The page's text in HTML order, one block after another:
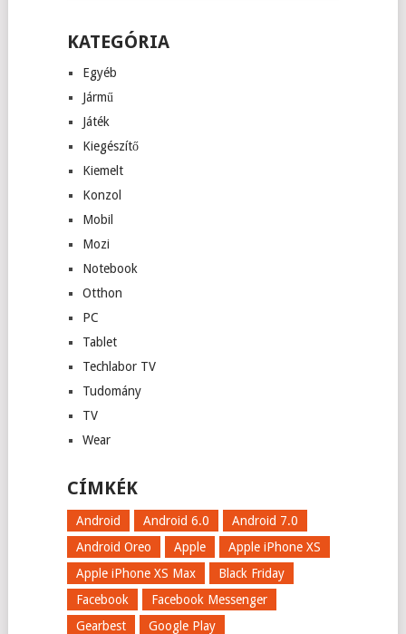
KATEGÓRIA
Egyéb
Jármű
Játék
Kiegészítő
Kiemelt
Konzol
Mobil
Mozi
Notebook
Otthon
PC
Tablet
Techlabor TV
Tudomány
TV
Wear
CÍMKÉK
Android Android 6.0
Android 7.0
Android Oreo
Apple
Apple iPhone XS
Apple iPhone XS Max
Black Friday
Facebook
Facebook Messenger
Gearbest
Google Play